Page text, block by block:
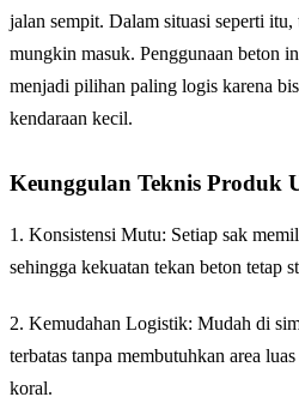
jalan sempit. Dalam situasi seperti
mungkin masuk. Penggunaan beton
menjadi pilihan paling logis karena
kendaraan kecil.
Keunggulan Teknis Produk
1. Konsistensi Mutu: Setiap sak
sehingga kekuatan tekan beton tetap
2. Kemudahan Logistik: Mudah di
terbatas tanpa membutuhkan area
koral.